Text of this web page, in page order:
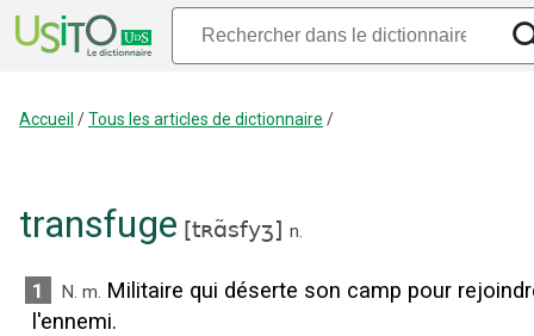
Accueil /Tous les articles de dictionnaire /
transfuge [tʀɑ̃sfyʒ] n.
1 N. m. Militaire qui déserte son camp pour
l'ennemi.